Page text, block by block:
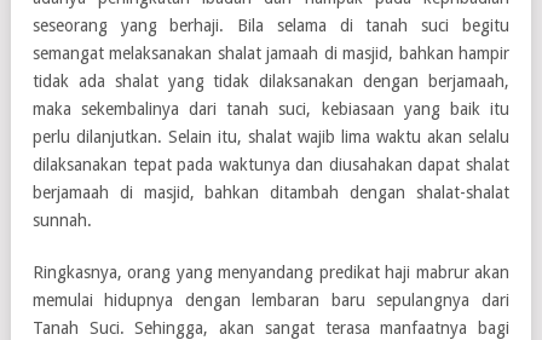
seseorang yang berhaji. Bila selama di tanah suci begitu
semangat melaksanakan shalat jamaah di masjid, bahkan hampir
tidak ada shalat yang tidak dilaksanakan dengan berjamaah,
maka sekembalinya dari tanah suci, kebiasaan yang baik itu
perlu dilanjutkan. Selain itu, shalat wajib lima waktu akan selalu
dilaksanakan tepat pada waktunya dan diusahakan dapat shalat
berjamaah di masjid, bahkan ditambah dengan shalat-shalat
sunnah.
Ringkasnya, orang yang menyandang predikat haji mabrur akan
memulai hidupnya dengan lembaran baru sepulangnya dari
Tanah Suci. Sehingga, akan sangat terasa manfaatnya bagi